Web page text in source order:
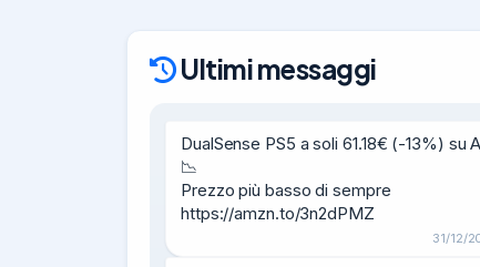
Ultimi messaggi
DualSense PS5 a soli 61.18€ (-13%) su
📉
Prezzo più basso di sempre
https://amzn.to/3n2dPMZ
31/12/